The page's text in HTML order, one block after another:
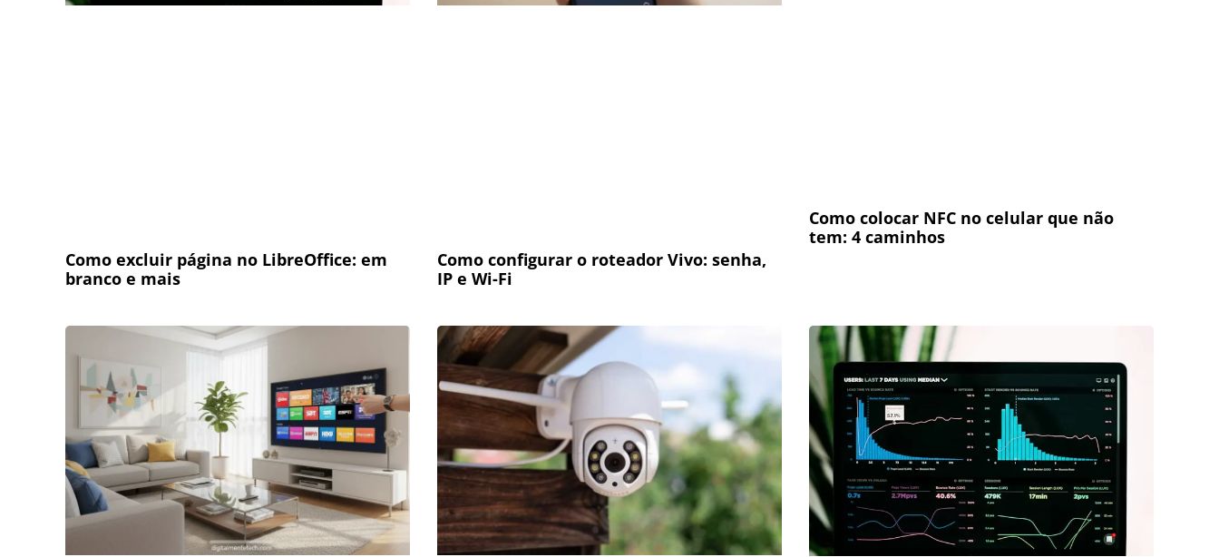
Como excluir página no LibreOffice: em
branco e mais
Como configurar o roteador Vivo: senha,
IP e Wi-Fi
Como colocar NFC no celular que não
tem: 4 caminhos